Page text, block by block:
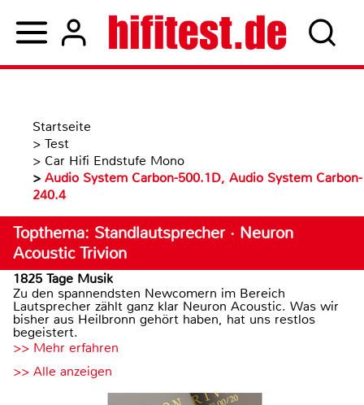
Startseite
> Test
> Car Hifi Endstufe Mono
> Audio System Carbon-500.1D, Audio System Carbon-
240.4
Topthema: Standlautsprecher · Neuron
Acoustic Trivion
1825 Tage Musik
Zu den spannendsten Newcomern im Bereich
Lautsprecher zählt ganz klar Neuron Acoustic. Was wir
bisher aus Heilbronn gehört haben, hat uns restlos
begeistert.
>> Mehr erfahren
>> Alle anzeigen